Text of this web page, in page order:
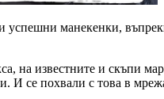
манекенки,
на известните и
И се похвали с това в